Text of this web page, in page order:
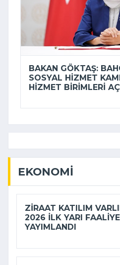
BAKAN GÖKTAŞ:
SOSYAL HIZMET
HIZMET BIRIMLERI
EKONOMI
ZIRAAT KATILIM
2026 ILK YARI
YAYIMLANDI